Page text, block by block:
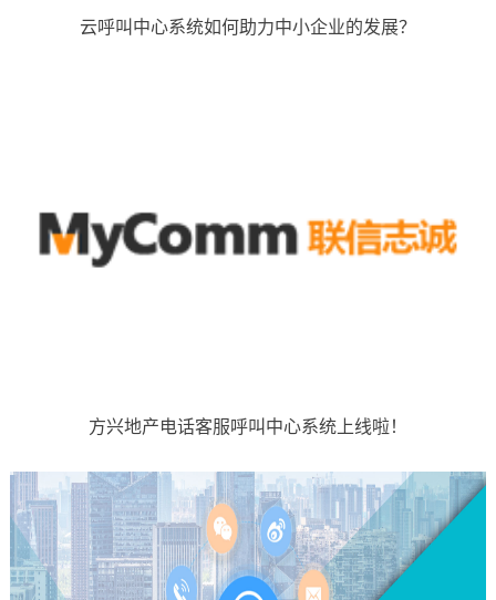
云呼叫中心系统如何助力中小企业的发展？
方兴地产电话客服呼叫中心系统上线啦！